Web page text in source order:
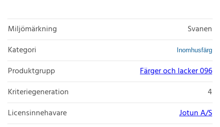
Miljömärkning
Svanen
Kategori
Inomhusfärg
Produktgrupp
Färger och lacker 096
Kriteriegeneration
4
Licensinnehavare
Jotun A/S